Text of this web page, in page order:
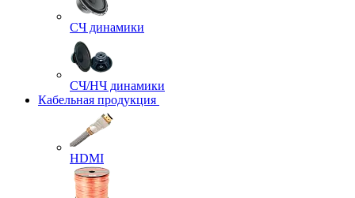
СЧ динамики
СЧ/НЧ динамики
Кабельная продукция
HDMI